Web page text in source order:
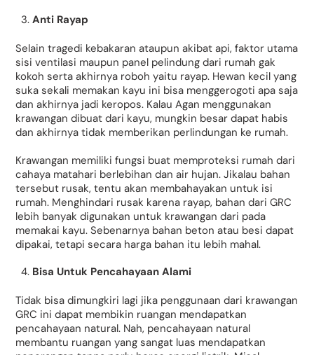
Anti Rayap
Selain tragedi kebakaran ataupun akibat api, faktor utama
sisi ventilasi maupun panel pelindung dari rumah gak
kokoh serta akhirnya roboh yaitu rayap. Hewan kecil yang
suka sekali memakan kayu ini bisa menggerogoti apa saja
dan akhirnya jadi keropos. Kalau Agan menggunakan
krawangan dibuat dari kayu, mungkin besar dapat habis
dan akhirnya tidak memberikan perlindungan ke rumah.
Krawangan memiliki fungsi buat memproteksi rumah dari
cahaya matahari berlebihan dan air hujan. Jikalau bahan
tersebut rusak, tentu akan membahayakan untuk isi
rumah. Menghindari rusak karena rayap, bahan dari GRC
lebih banyak digunakan untuk krawangan dari pada
memakai kayu. Sebenarnya bahan beton atau besi dapat
dipakai, tetapi secara harga bahan itu lebih mahal.
Bisa Untuk Pencahayaan Alami
Tidak bisa dimungkiri lagi jika penggunaan dari krawangan
GRC ini dapat membikin ruangan mendapatkan
pencahayaan natural. Nah, pencahayaan natural
membantu ruangan yang sangat luas mendapatkan